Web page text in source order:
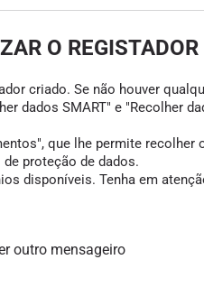
O REGISTADOR
criado. Se não houver
dados SMART" e "Recolher
que lhe permite
proteção de dados.
disponíveis. Tenha em
outro mensageiro